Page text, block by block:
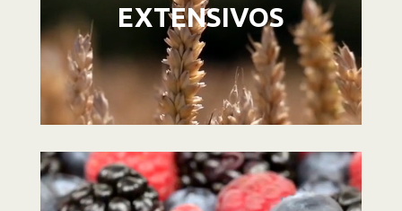
EXTENSIVOS
Reproductor
de
vídeo